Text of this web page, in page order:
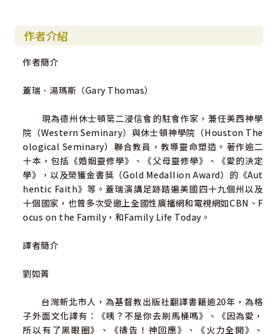
成為基督徒後，許多人常常高唱恩典的豐盛與真理的偉
大， 卻經常濫用恩典與錯誤的斷章取義解釋真理。將恩典與
人糟蹋了卻還不敢離開有傷害力的人，又或分不清楚地陷於
本書將恩典與真理清楚地以耶穌道成肉身的三年半生活，引
經據典以解經式的教導，告訴讀者耶穌也經常刻意地離開有
毒人士，不讓似是而非的攻擊攔阻天父在祂身上要完成的旨
意。
這本書對處於後現代的基督徒而言，或是已經懂得自己
被情勒所控制的受害者來說，書中充滿聖經真理的力量告訴
你，要主動停止自我定罪的控告或是習得無力的自憐自嘆，
別人或是搞破壞關係的有毒之人。即或是從魔鬼撒但來的詭
作者介紹
作者簡介
蓋瑞．湯瑪斯（Gary Thomas）
現為德州休士頓第二浸信會的駐會作家，兼任美西神學
院（Western Seminary）與休士頓神學院（Houston The
ological Seminary）聯合教員，教導靈命塑造。著作逾二
十本，包括《婚姻靈修學》、《父母靈修學》、《愛的決定
學》，以及榮獲金書獎（Gold Medallion Award）的《Aut
hentic Faith》等。蓋瑞演講足跡踏遍美國四十九個州以及
十個國家，也曾多次受邀上全國性廣播網和電視網如CBN、F
ocus on the Family，和Family Life Today。
譯者簡介
劉如菁
台灣新北市人，為基督教出版社翻譯書籍逾20年，為格
子外面文化譯有：《咦？不是你去刷馬桶嗎》、《因為愛，
所以有了黑眼圈》、《禱告！神回應》、《火力全開》、